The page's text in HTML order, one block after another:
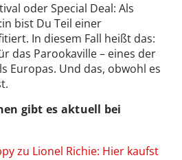
oder Special Deal: Als
bist Du Teil einer
In diesem Fall heißt das:
das Parookaville – eines der
Europas. Und das, obwohl es
gibt es aktuell bei
zu Lionel Richie: Hier kaufst